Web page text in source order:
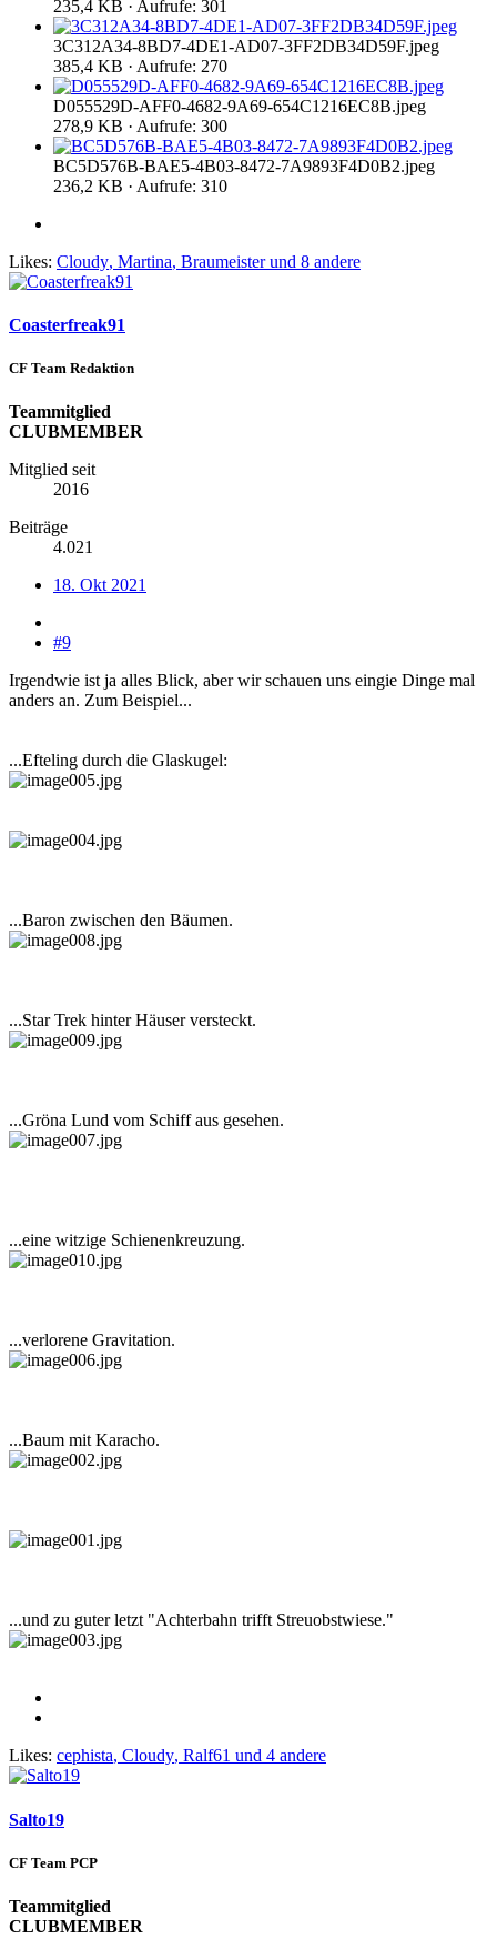
235,4 KB · Aufrufe: 301
3C312A34-8BD7-4DE1-AD07-3FF2DB34D59F.jpeg
385,4 KB · Aufrufe: 270
D055529D-AFF0-4682-9A69-654C1216EC8B.jpeg
278,9 KB · Aufrufe: 300
BC5D576B-BAE5-4B03-8472-7A9893F4D0B2.jpeg
236,2 KB · Aufrufe: 310
Likes: Cloudy, Martina, Braumeisterund 8 andere
Coasterfreak91
CF Team Redaktion
Teammitglied
CLUBMEMBER
Mitglied seit
2016
Beiträge
4.021
18. Okt 2021
#9
Irgendwie ist ja alles Blick, aber wir schauen uns eingie Dinge mal
anders an. Zum Beispiel...
...Efteling durch die Glaskugel:
...Baron zwischen den Bäumen.
...Star Trek hinter Häuser versteckt.
...Gröna Lund vom Schiff aus gesehen.
...eine witzige Schienenkreuzung.
...verlorene Gravitation.
...Baum mit Karacho.
...und zu guter letzt "Achterbahn trifft Streuobstwiese."
Likes: cephista, Cloudy, Ralf61 und 4 andere
Salto19
CF Team PCP
Teammitglied
CLUBMEMBER